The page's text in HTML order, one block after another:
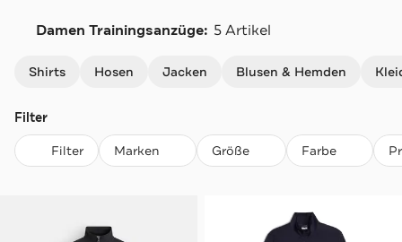
Damen Trainingsanzüge: 5 Artikel
Shirts Hosen Jacken Blusen & Hemden
Filter
Filter Marken Größe Farbe